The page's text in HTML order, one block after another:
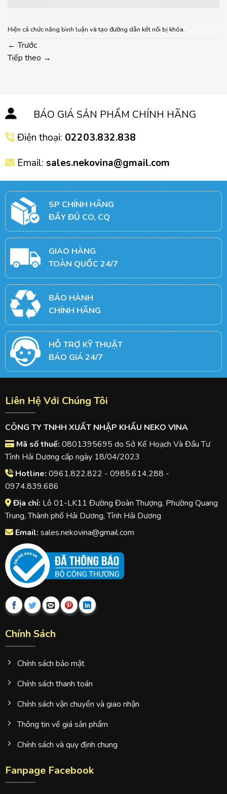
Hiện cả chức năng bình luận và tạo đường dẫn kết nối bị khóa.
← Trước
Tiếp theo →
BÁO GIÁ SẢN PHẨM CHÍNH HÃNG
Điện thoại: 02203.832.838
Email: sales.nekovina@gmail.com
SP CHÍNH HÃNG
ĐẦY ĐỦ CO, CQ
GIAO HÀNG
TOÀN QUỐC 24/7
BẢO HÀNH
CHÍNH HÃNG
HỖ TRỢ KỸ THUẬT
BÁO GIÁ 24/7
Liên Hệ Với Chúng Tôi
CÔNG TY TNHH XUẤT NHẬP KHẨU NEKO VINA
Mã số thuế: 0801395695 do Sở Kế Hoạch Và Đầu Tư
Tỉnh Hải Dương cấp ngày 18/04/2023
Hotline: 0961.822.822 - 0985.614.288 -
0974.839.686
Địa chỉ: Lô 01-LK11 Đường Đoàn Thượng, Phường Quang
Trung, Thành phố Hải Dương, Tỉnh Hải Dương
Email: sales.nekovina@gmail.com
Chính Sách
Chính sách bảo mật
Chính sách thanh toán
Chính sách vận chuyển và giao nhận
Thông tin về giá sản phẩm
Chính sách và quy định chung
Fanpage Facebook